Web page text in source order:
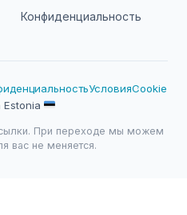
Конфиденциальность
УсловияCookie
Estonia
При переходе мы можем
вас не меняется.